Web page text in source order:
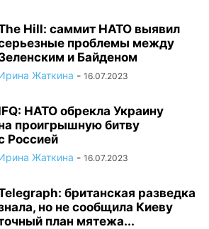
Hill: саммит НАТО выявил
проблемы между
и Байденом
Жаткина - 16.07.2023
НАТО обрекла Украину
проигрышную битву
Россией
Жаткина - 16.07.2023
британская разведка
но не сообщила Киеву
план мятежа...